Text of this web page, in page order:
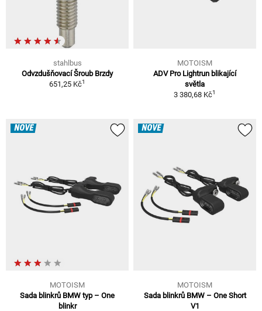
stahlbus
Odvzdušňovací Šroub Brzdy
651,25 Kč1
MOTOISM
ADV Pro Lightrun blikající
světla
3 380,68 Kč1
NOVÉ
MOTOISM
Sada blinkrů BMW typ – One
blinkr
NOVÉ
MOTOISM
Sada blinkrů BMW – One Short
V1